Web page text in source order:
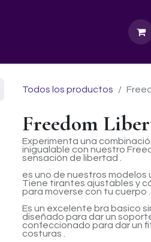
Todos los productos
Freedom
Experimenta una
inigualable con nuestro
sensación de libertad .
es uno de nuestros
Tiene tirantes ajustables y
para moverse con tu cuerpo .
Es un excelente bra basico
diseñado para dar un
confeccionado para dar un
costuras .